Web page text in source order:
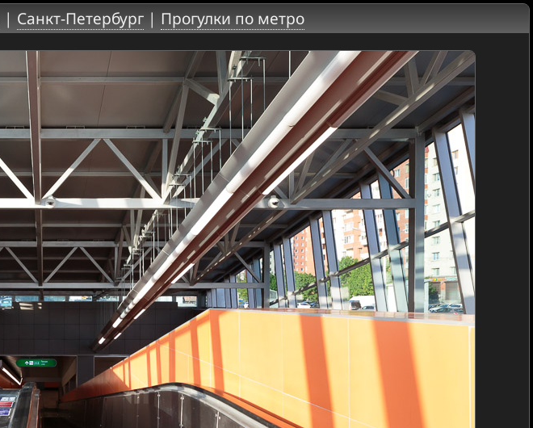
| Санкт-Петербург | Прогулки по метро